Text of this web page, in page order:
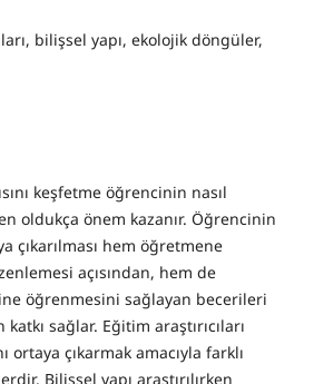
bilişsel yapı, ekolojik döngüler,
keşfetme öğrencinin nasıl
oldukça önem kazanır. Öğrencinin
çıkarılması hem öğretmene
açısından, hem de
öğrenmesini sağlayan becerileri
sağlar. Eğitim araştırıcıları
ortaya çıkarmak amacıyla farklı
Bilişsel yapı araştırılırken